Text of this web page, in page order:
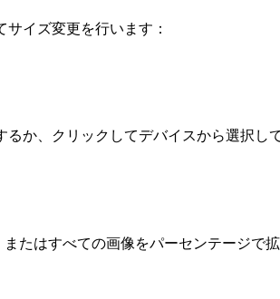
イズ変更を行います：
か、クリックしてデバイスから選択し
たはすべての画像をパーセンテージで